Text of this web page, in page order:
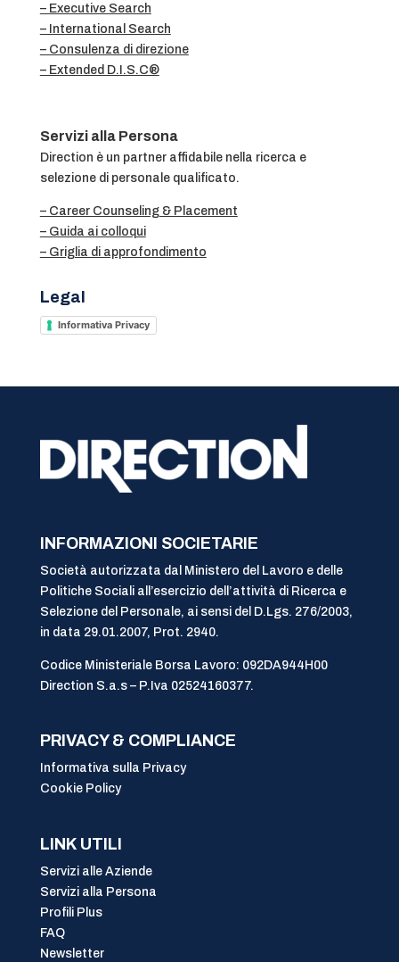
– Executive Search
– International Search
– Consulenza di direzione
– Extended D.I.S.C®
Servizi alla Persona
Direction è un partner affidabile nella ricerca e
selezione di personale qualificato.
– Career Counseling & Placement
– Guida ai colloqui
– Griglia di approfondimento
Legal
Informativa Privacy
INFORMAZIONI SOCIETARIE
Società autorizzata dal Ministero del Lavoro e delle
Politiche Sociali all’esercizio dell’attività di Ricerca e
Selezione del Personale, ai sensi del D.Lgs. 276/2003,
in data 29.01.2007, Prot. 2940.
Codice Ministeriale Borsa Lavoro: 092DA944H00
Direction S.a.s – P.Iva 02524160377.
PRIVACY & COMPLIANCE
Informativa sulla Privacy
Cookie Policy
LINK UTILI
Servizi alle Aziende
Servizi alla Persona
Profili Plus
FAQ
Newsletter